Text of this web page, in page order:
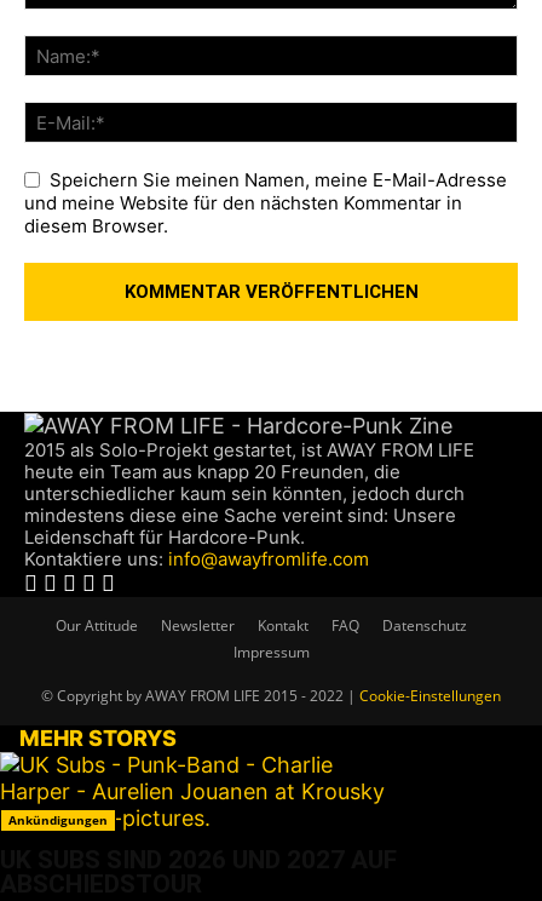
Speichern Sie meinen Namen, meine E-Mail-Adresse
und meine Website für den nächsten Kommentar in
diesem Browser.
2015 als Solo-Projekt gestartet, ist AWAY FROM LIFE
heute ein Team aus knapp 20 Freunden, die
unterschiedlicher kaum sein könnten, jedoch durch
mindestens diese eine Sache vereint sind: Unsere
Leidenschaft für Hardcore-Punk.
Kontaktiere uns: info@awayfromlife.com
Our Attitude Newsletter Kontakt FAQ
Datenschutz
Impressum
© Copyright by AWAY FROM LIFE 2015 - 2022 | Cookie-Einstellungen
MEHR STORYS
Ankündigungen